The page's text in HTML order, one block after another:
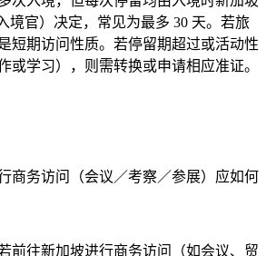
境官）决定，常见为最多 30 天。若旅
短期访问性质。若停留期超过或活动性
或学习），则需转换或申请相应准证。
商务访问（会议／考察／参展）应如何
前往新加坡进行商务访问（如会议、贸